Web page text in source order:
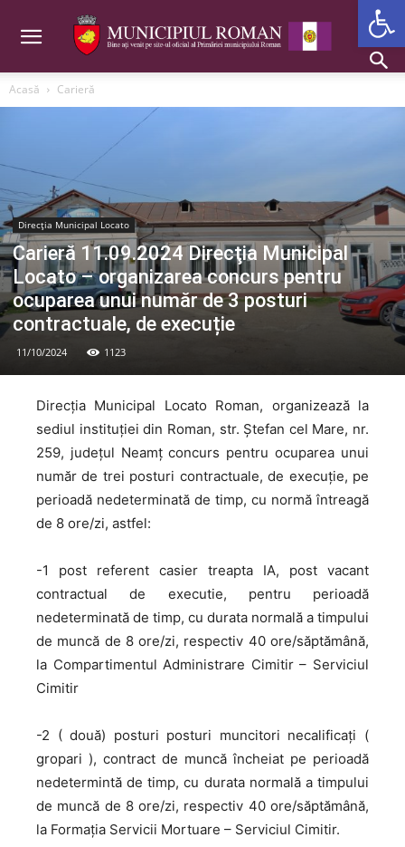
Acasă Carieră
Direcția Municipal Locato
Carieră 11.09.2024 Direcţia Municipal
Locato – organizarea concurs pentru
ocuparea unui număr de 3 posturi
contractuale, de execuție
11/10/2024 1123
Direcția Municipal Locato Roman, organizează la
sediul instituției din Roman, str. Ștefan cel Mare, nr.
259, județul Neamț concurs pentru ocuparea unui
număr de trei posturi contractuale, de execuție, pe
perioadă nedeterminată de timp, cu normă întreagă
de 8 ore/zi, astfel:
-1 post referent casier treapta IA, post vacant
contractual de executie, pentru perioadă
nedeterminată de timp, cu durata normală a timpului
de muncă de 8 ore/zi, respectiv 40 ore/săptămână,
la Compartimentul Administrare Cimitir – Serviciul
Cimitir
-2 ( două) posturi posturi muncitori necalificaţi (
gropari ), contract de muncă încheiat pe perioadă
nedetermintă de timp, cu durata normală a timpului
de muncă de 8 ore/zi, respectiv 40 ore/săptămână,
la Formaţia Servicii Mortuare – Serviciul Cimitir.